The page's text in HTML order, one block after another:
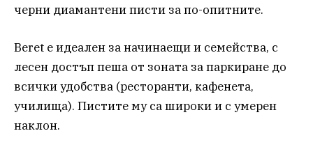
черни диамантени писти за по-опитните.
Beret е идеален за начинаещи и семейства, с
лесен достъп пеша от зоната за паркиране до
всички удобства (ресторанти, кафенета,
училища). Пистите му са широки и с умерен
наклон.